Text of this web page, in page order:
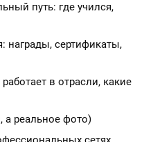
путь: где учился,
награды, сертификаты,
в отрасли, какие
а реальное фото)